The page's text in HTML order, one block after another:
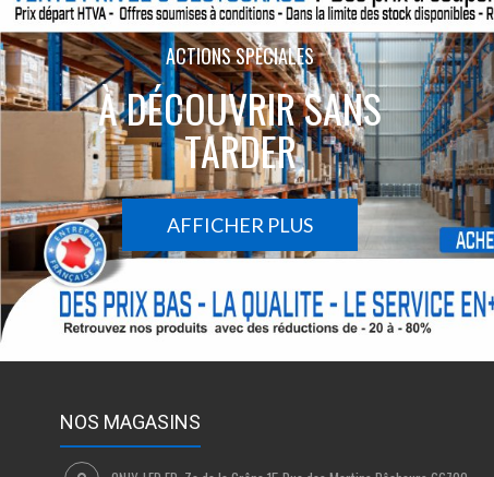
ACTIONS SPÉCIALES
À DÉCOUVRIR SANS
TARDER
AFFICHER PLUS
NOS MAGASINS